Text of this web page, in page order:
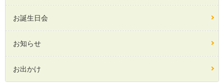
お誕生日会
お知らせ
お出かけ